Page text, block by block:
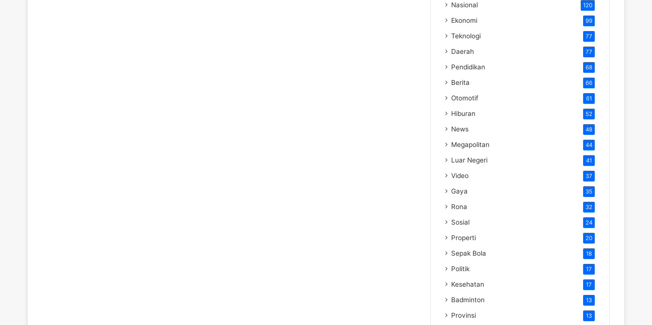
Nasional 120
Ekonomi 99
Teknologi 77
Daerah 77
Pendidikan 68
Berita 66
Otomotif 61
Hiburan 52
News 48
Megapolitan 44
Luar Negeri 41
Video 37
Gaya 35
Rona 32
Sosial 24
Properti 20
Sepak Bola 18
Politik 17
Kesehatan 17
Badminton 13
Provinsi 13